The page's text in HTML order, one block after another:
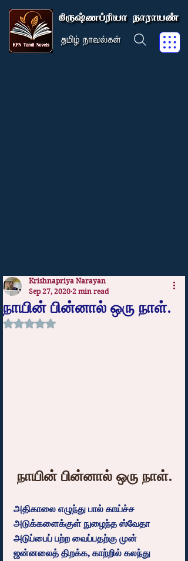
நாயின் பின்னால் ஒரு நாள்.
Krishnapriya Narayan
Sep 27, 2020 2 min read
Rated NaN out of 5 stars.
நாயின் பின்னால் ஒரு நாள்.
அதிகாலை எழுந்து பால் காய்ச்ச
அடுக்களைக்குள் நுழைந்த ஸ்வேதா
அடுப்பைப் பற்ற வைப்பதற்கு முன்
ஜன்னலைத் திறக்க, காற்றில் கலந்து